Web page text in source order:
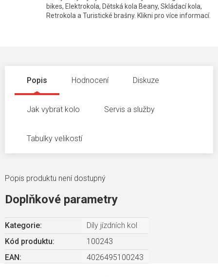
bikes, Elektrokola, Dětská kola Beany, Skládací kola,
Retrokola a Turistické brašny. Klikni pro více informací.
Popis Hodnocení Diskuze
Jak vybrat kolo Servis a služby
Tabulky velikostí
Popis produktu není dostupný
Doplňkové parametry
Kategorie:
Díly jízdních kol
Kód produktu:
100243
EAN: 4026495100243